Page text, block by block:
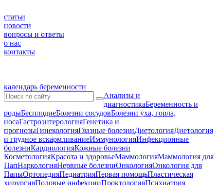
статьи
новости
вопросы и ответы
о нас
контакты
календарь беременности
Анализы и
диагностикаБеременность и
родыБесплодиеБолезни сосудовБолезни уха, горла,
носаГастроэнтерологияГенетика и
прогнозыГинекологияГлазные болезниДиетологияДиетология
и грудное вскармливаниеИммунологияИнфекционные
болезниКардиологияКожные болезни
КосметологияКрасота и здоровьеМаммологияМаммология для
ПапНаркологияНервные болезниОнкологияОнкология для
ПапыОртопедияПедиатрияПервая помощьПластическая
хирургияПоловые инфекцииПроктологияПсихиатрия